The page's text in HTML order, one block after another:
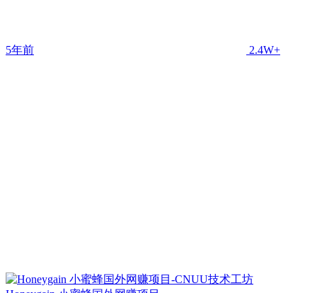
5年前 2.4W+